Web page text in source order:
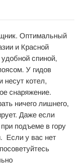
Оптимальный
и Красной
спиной,
У гидов
несут котел,
снаряжение.
ничего лишнего,
Даже если
подъеме в гору
Если у вас нет